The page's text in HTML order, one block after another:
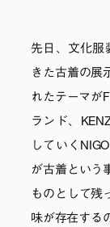
先日、文化服
きた古着の展
れたテーマが
ランド、
していく
が古着という
ものとして残
味が存在する